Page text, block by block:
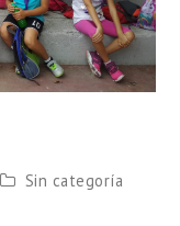
Sin categoría